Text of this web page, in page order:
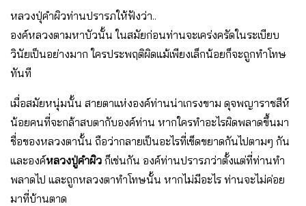
หลวงปุ่คำผิวท่านปรารภให้ฟังว่า..
องค์หลวงตามหาบัวนั้น ในสมัยก่อนท่านจะเคร่งครัดในระเบียบ
วินัยเป็นอย่างมาก ใครประพฤติผิดแม้เพียงเล็กน้อยก็จะถูกทำโทษ
ทันที
เมื่อสมัยหนุ่มนั้น สายตาแห่งองค์ท่านน่าเกรงขาม ดุจพญาราชสีห์
น้อยคนที่จะกล้าสบตากับองค์ท่าน หากใครทำอะไรผิดพลาดขึ้นมา
ชื่อของหลวงตานั้น ถือว่ากลายเป็นอะไรที่เข็ดขยาดกันไปตามๆ กัน
และองค์หลวงปู่คำผิว ก็เช่นกัน องค์ท่านปรารภว่าตั้งแต่ที่ท่านทำ
พลาดไป และถูกหลวงตาทำโทษนั้น หากไม่มีอะไร ท่านจะไม่ค่อย
มาที่บ้านตาด